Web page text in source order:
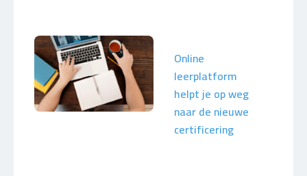
Online
leerplatform
helpt je op weg
naar de nieuwe
certificering